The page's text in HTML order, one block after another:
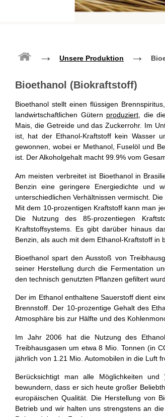
→ Unsere Produktion →
Bioethanol (Biokraftstoff)
Bioethanol stellt einen flüssigen
landwirtschaftlichen Gütern produziert, die
Mais, die Getreide und das Zuckerrohr. Im
ist, hat der Ethanol-Kraftstoff kein Wasser
gewonnen, wobei er Methanol, Fuselöl und
ist. Der Alkoholgehalt macht 99.9% vom
Am meisten verbreitet ist Bioethanol in
Benzin eine geringere Energiedichte und
unterschiedlichen Verhältnissen vermischt.
Mit dem 10-prozentigen Kraftstoff kann man
Die Nutzung des 85-prozentiegen
Kraftstoffsystems. Es gibt darüber hinaus
Benzin, als auch mit dem Ethanol-Kraftstoff in
Bioethanol spart den Ausstoß von
seiner Herstellung durch die Fermentation
den technisch genutzten Pflanzen gefiltert
Der im Ethanol enthaltene Sauerstoff dient
Brennstoff. Der 10-prozentige Gehalt des
Atmosphäre bis zur Hälfte und des
Im Jahr 2006 hat die Nutzung des
Treibhausgasen um etwa 8 Mio. Tonnen (in
jährlich von 1.21 Mio. Automobilen in die Luft
Berücksichtigt man alle Möglichkeiten und
bewundern, dass er sich heute großer
europäischen Qualität. Die Herstellung von
Betrieb und wir halten uns strengstens an